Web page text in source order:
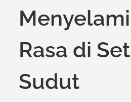
Rasa di
Sudut